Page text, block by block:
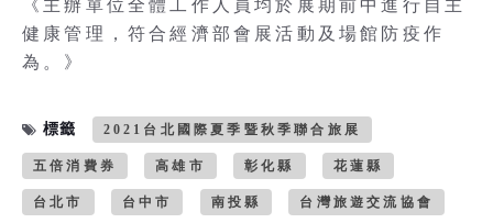
《主辦單位全體工作人員均於展期前中進行自主
健康管理，符合經濟部會展活動及場館防疫作
為。》
標籤 2021台北國際夏季暨秋季聯合旅展
五倍消費券 高雄市 彰化縣 花蓮縣
台北市 台中市 南投縣 台灣旅遊交流協會